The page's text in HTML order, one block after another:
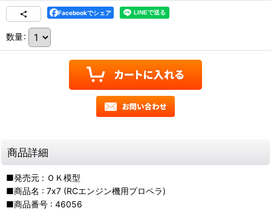
Facebookでシェア
数量:
商品詳細
■発売元 : ＯＫ模型
■商品名 : 7x7 (RCエンジン機用プロペラ)
■商品番号 : 46056